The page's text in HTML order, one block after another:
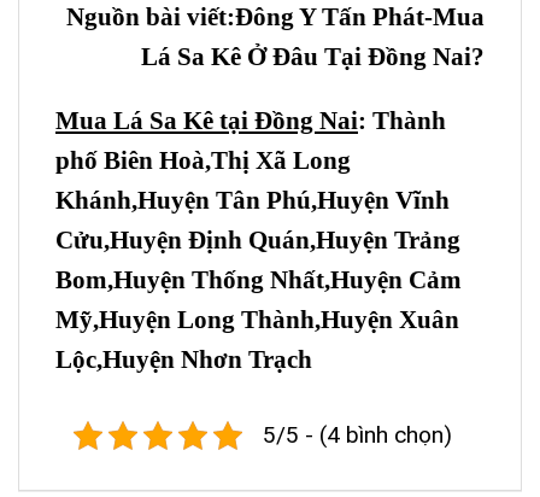
Nguồn bài viết:Đông Y Tấn Phát-Mua
Lá Sa Kê Ở Đâu Tại Đồng Nai?
Mua Lá Sa Kê tại Đồng Nai: Thành
phố Biên Hoà,Thị Xã Long
Khánh,Huyện Tân Phú,Huyện Vĩnh
Cửu,Huyện Định Quán,Huyện Trảng
Bom,Huyện Thống Nhất,Huyện Cảm
Mỹ,Huyện Long Thành,Huyện Xuân
Lộc,Huyện Nhơn Trạch
5/5 - (4 bình chọn)